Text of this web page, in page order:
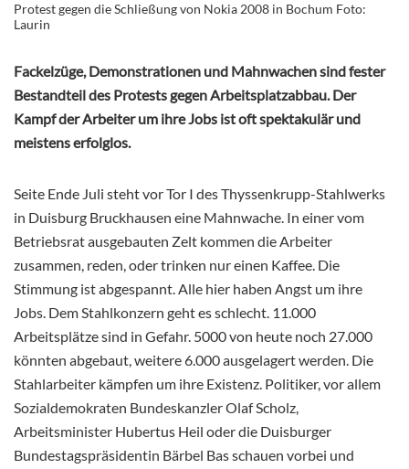
Protest gegen die Schließung von Nokia 2008 in Bochum Foto:
Laurin
Fackelzüge, Demonstrationen und Mahnwachen sind fester
Bestandteil des Protests gegen Arbeitsplatzabbau. Der
Kampf der Arbeiter um ihre Jobs ist oft spektakulär und
meistens erfolglos.
Seite Ende Juli steht vor Tor I des Thyssenkrupp-Stahlwerks
in Duisburg Bruckhausen eine Mahnwache. In einer vom
Betriebsrat ausgebauten Zelt kommen die Arbeiter
zusammen, reden, oder trinken nur einen Kaffee. Die
Stimmung ist abgespannt. Alle hier haben Angst um ihre
Jobs. Dem Stahlkonzern geht es schlecht. 11.000
Arbeitsplätze sind in Gefahr. 5000 von heute noch 27.000
könnten abgebaut,weitere 6.000 ausgelagert werden. Die
Stahlarbeiter kämpfen um ihre Existenz. Politiker, vor allem
Sozialdemokraten Bundeskanzler Olaf Scholz,
Arbeitsminister Hubertus Heil oder die Duisburger
Bundestagspräsidentin Bärbel Bas schauen vorbei und